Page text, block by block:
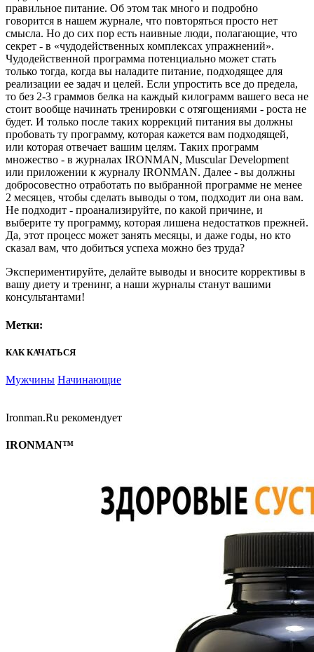
правильное питание. Об этом так много и подробно
говорится в нашем журнале, что повторяться просто нет
смысла. Но до сих пор есть наивные люди, полагающие, что
секрет - в «чудодейственных комплексах упражнений».
Чудодейственной программа потенциально может стать
только тогда, когда вы наладите питание, подходящее для
реализации ее задач и целей. Если упростить все до предела,
то без 2-3 граммов белка на каждый килограмм вашего веса не
стоит вообще начинать тренировки с отягощениями - роста не
будет. И только после таких коррекций питания вы должны
пробовать ту программу, которая кажется вам подходящей,
или которая отвечает вашим целям. Таких программ
множество - в журналах IRONMAN, Muscular Development
или приложении к журналу IRONMAN. Далее - вы должны
добросовестно отработать по выбранной программе не менее
2 месяцев, чтобы сделать выводы о том, подходит ли она вам.
Не подходит - проанализируйте, по какой причине, и
выберите ту программу, которая лишена недостатков прежней.
Да, этот процесс может занять месяцы, и даже годы, но кто
сказал вам, что добиться успеха можно без труда?
Экспериментируйте, делайте выводы и вносите коррективы в
вашу диету и тренинг, а наши журналы станут вашими
консультантами!
Метки:
КАК КАЧАТЬСЯ
Мужчины Начинающие
Ironman.Ru рекомендует
IRONMAN™